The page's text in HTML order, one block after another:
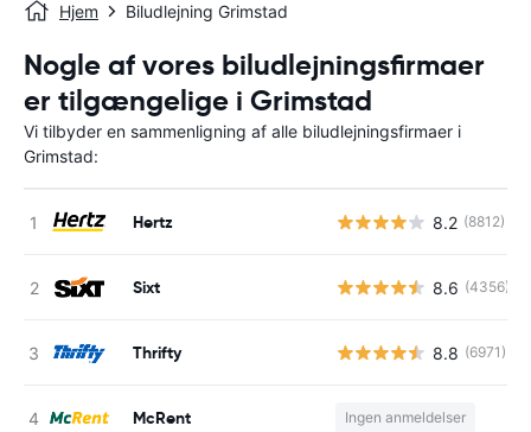
Hjem Biludlejning Grimstad
Nogle af vores biludlejningsfirmaer
er tilgængelige i Grimstad
Vi tilbyder en sammenligning af alle biludlejningsfirmaer i
Grimstad:
Hertz 8.2 (8812)
Sixt 8.6 (4356)
Thrifty 8.8 (6971)
McRent Ingen anmeldelser